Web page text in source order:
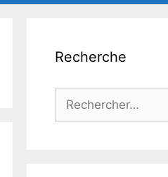
Recherche
Rechercher :